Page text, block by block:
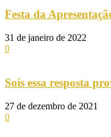
Festa da
31 de janeiro de 2022
0
Sois essa resposta
27 de dezembro de 2021
0